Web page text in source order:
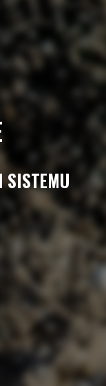
SISTEMU